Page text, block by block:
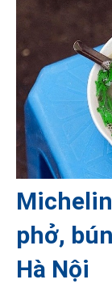
phở,
Hà Nội